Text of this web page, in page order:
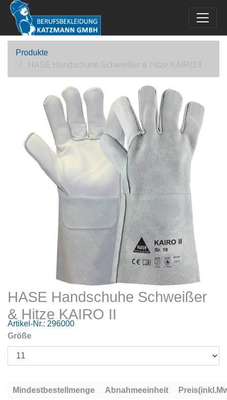
Produkte
HASE Handschuhe Schweißer & Hitze KAIRO II
HASE Handschuhe Schweißer
& Hitze KAIRO II
Artikel-Nr.: 296000
Größe
Mindestbestellmenge Abnahmeeinheit